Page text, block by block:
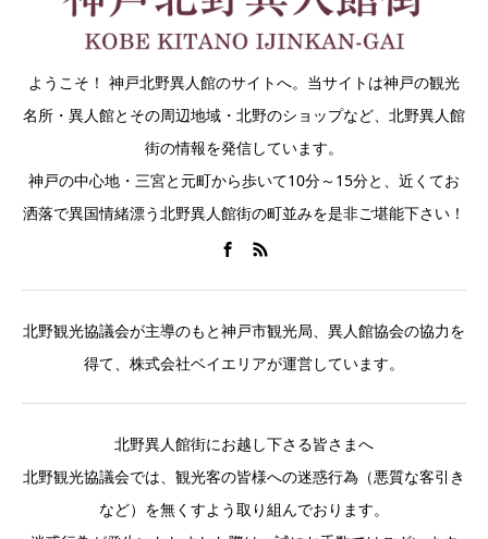
ようこそ！ 神戸北野異人館のサイトへ。当サイトは神戸の観光
名所・異人館とその周辺地域・北野のショップなど、北野異人館
街の情報を発信しています。
神戸の中心地・三宮と元町から歩いて10分～15分と、近くてお
洒落で異国情緒漂う北野異人館街の町並みを是非ご堪能下さい！
北野観光協議会が主導のもと神戸市観光局、異人館協会の協力を
得て、株式会社ベイエリアが運営しています。
北野異人館街にお越し下さる皆さまへ
北野観光協議会では、観光客の皆様への迷惑行為（悪質な客引き
など）を無くすよう取り組んでおります。